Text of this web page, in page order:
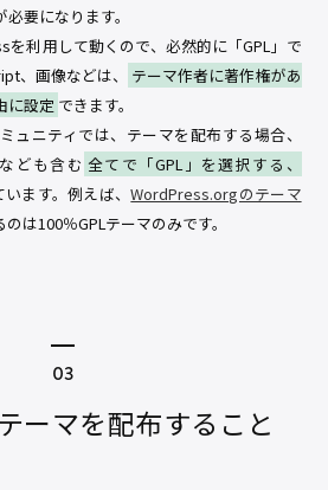
要になります。
を利用して動くので、必然的に「GPL」で
、画像などは、
テーマ作者に著作権があ
に設定 できます。
ュニティでは、テーマを配布する場合、
ども含む 全てで「GPL」を選択する、
います。例えば、WordPress.orgのテーマ
のは100％GPLテーマのみです。
ーマを配布すること